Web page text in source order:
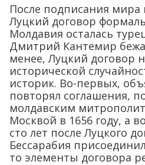
После подписания мира
Луцкий договор
Молдавия осталась
Дмитрий Кантемир
менее, Луцкий договор
исторической
историк. Во-первых,
повторял соглашения,
молдавским
Москвой в 1656 году, а
сто лет после Луцкого
Бессарабия
то элементы договора